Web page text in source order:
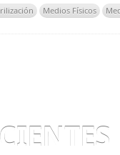
Medios Físicos